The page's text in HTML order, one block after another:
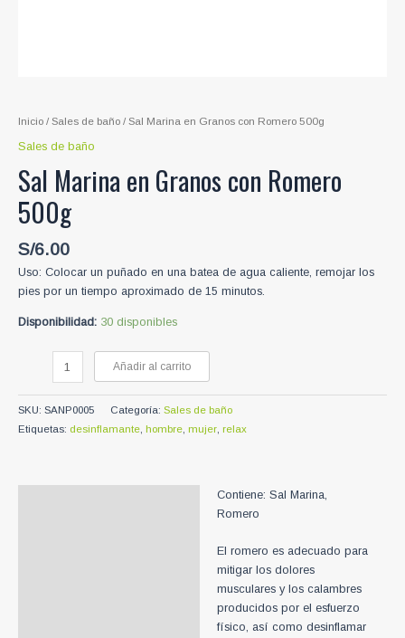
Inicio / Sales de baño / Sal Marina en Granos con Romero 500g
Sales de baño
Sal Marina en Granos con Romero
500g
S/6.00
Uso: Colocar un puñado en una batea de agua caliente, remojar los
pies por un tiempo aproximado de 15 minutos.
Disponibilidad: 30 disponibles
en
Granos
con
Añadir al carrito
SKU: SANP0005 Categoría: Sales de baño
Etiquetas: desinflamante hombre mujer relax
Contiene: Sal Marina,
Romero
El romero es adecuado para
mitigar los dolores
musculares y los calambres
producidos por el esfuerzo
físico, así como desinflamar